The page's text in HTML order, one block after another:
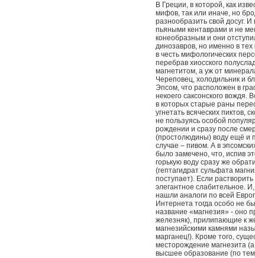
В Греции, в которой, как
мифов, так или иначе, но
разнообразить свой досуг.
пьяными кентаврами и не
конеобразным и они
динозавров, но именно в
в честь мифологических
перебрав хиосского
магнетитом, а уж от
Череповец, холодильник и
Эпсом, что расположен в
некоего саксонского вождя.
в которых старые раны
угнетать всяческих
не пользуясь особой
рождении и сразу после
(простолюдины) воду ещё и
случае – пивом. А в
было замечено, что, испив
горькую воду сразу же
(гептагидрат сульфата
поступает). Если
элегантное слабительное.
нашли аналоги по всей
Интернета тогда особо не
название «магнезия» - оно
железняк), прилипающие к
магнезийскими камнями
марганец!). Кроме того,
месторождение магнезита
высшее образование (по